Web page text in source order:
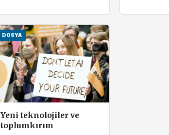
DOSYA
Yeni teknolojiler ve
toplumkırım